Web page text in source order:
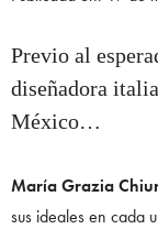
Previo al
diseñadora
México…
María Grazia
sus ideales en cada